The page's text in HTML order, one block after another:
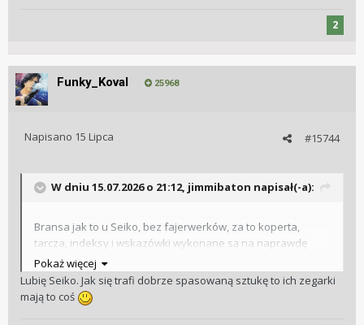
2
Funky_Koval 25968
#15744
Napisano 15 Lipca
W dniu 15.07.2026 o 21:12, jimmibaton napisał(-a):
Bransa jak to u Seiko, bez fajerwerków, za to koperta,
tarcza, indeksy i wskazówki wykonane są na naprawdę
wysokim poziomie. Praca bezela fajna, gumowa delikatnie.
Kto miał Seiko z serii Prospex, wie o czym mówię
Pokaż więcej
Lubię Seiko. Jak się trafi dobrze spasowaną sztukę to ich zegarki
mają to coś